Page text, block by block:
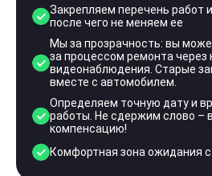
Закрепляем перечень работ
после чего не меняем ее
Мы за прозрачность: вы
за процессом ремонта через
видеонаблюдения. Старые
вместе с автомобилем.
Определяем точную дату и
работы. Не сдержим слово –
компенсацию!
Комфортная зона ожидания